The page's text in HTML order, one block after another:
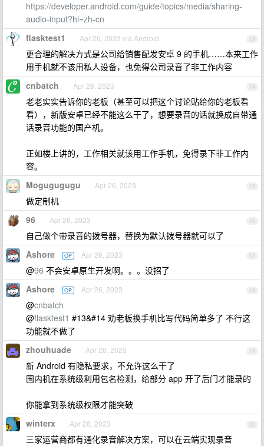
https://developer.android.com/guide/topics/media/sharing-
audio-input?hl=zh-cn
13
flasktest1 Apr 26, 2023 via Android
更合理的解决方式是公司给销售配发安卓 9 的手机……本来工作
用手机就不该用私人设备，也免得公司录音了非工作内容
14
cnbatch Apr 26, 2023
老老实实告诉你的老板（甚至可以把这个讨论贴给你的老板看
看），新版安卓已经不能这么干了，想要录音的话就换成自带通
话录音功能的国产机。
正如楼上讲的，工作相关就该用工作手机，免得录下非工作内
容。
15
Mogugugugu Apr 26, 2023
做定制机
16
96 Apr 26, 2023
自己做个带录音的拨号器，替换为默认拨号器就可以了
17
Ashore OP Apr 26, 2023
@96 不会安卓原生开发啊。。。没招了
18
Ashore OP Apr 26, 2023
@cnbatch
@flasktest1 #13&#14 劝老板换手机比写代码简单多了 不行这
功能就不做了
19
zhouhuade Apr 26, 2023
新 Android 有隐私要求，不允许这么干了
国内机在系统级利用包名检测，给部分 app 开了后门才能录的
你能拿到系统级权限才能突破
20
winterx Apr 26, 2023
三家运营商都有通化录音解决方案，可以在云端实现录音